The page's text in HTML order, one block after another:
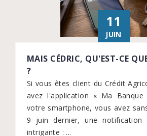
11
JUIN
MAIS CÉDRIC, QU'EST-CE
?
Si vous êtes client du Crédit
avez l'application « Ma
votre smartphone, vous avez
9 juin dernier, une notification
intrigante : ...